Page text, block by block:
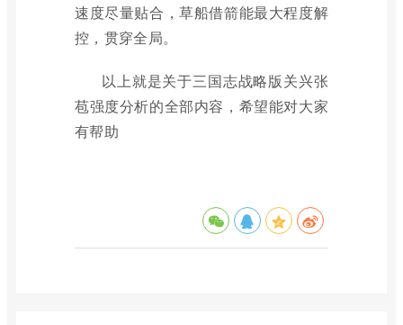
速度尽量贴合，草船借箭能最大程度解
控，贯穿全局。
以上就是关于三国志战略版关兴张
苞强度分析的全部内容，希望能对大家
有帮助